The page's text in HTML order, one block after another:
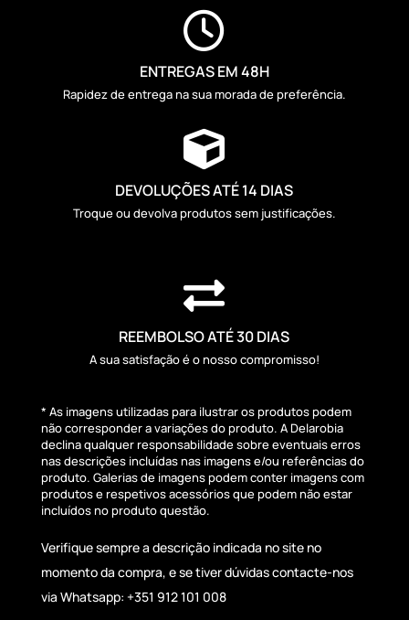

ENTREGAS EM 48H
Rapidez de entrega na sua morada de preferência.

DEVOLUÇÕES ATÉ 14 DIAS
Troque ou devolva produtos sem justificações.

REEMBOLSO ATÉ 30 DIAS
A sua satisfação é o nosso compromisso!
* As imagens utilizadas para ilustrar os produtos podem
não corresponder a variações do produto. A Delarobia
declina qualquer responsabilidade sobre eventuais erros
nas descrições incluídas nas imagens e/ou referências do
produto. Galerias de imagens podem conter imagens com
produtos e respetivos acessórios que podem não estar
incluídos no produto questão.
Verifique sempre a descrição indicada no site no
momento da compra, e se tiver dúvidas contacte-nos
via Whatsapp: +351 912 101 008